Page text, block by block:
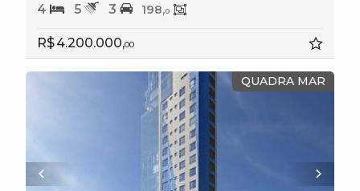
4 5 3 198,0
R$ 4.200.000,00
QUADRA MAR